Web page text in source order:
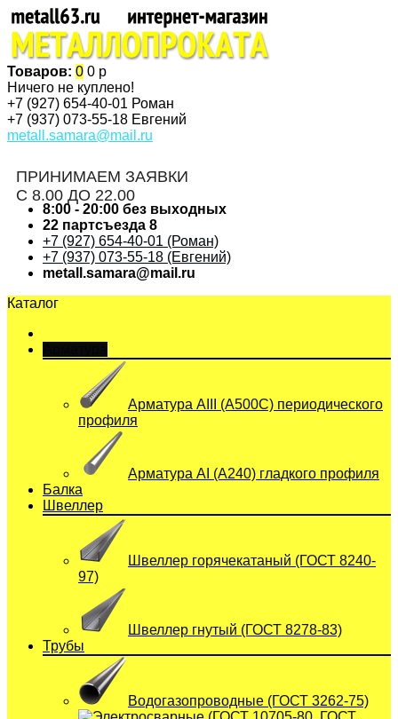
Товаров: 0 0 р
Ничего не куплено!
+7 (927) 654-40-01 Роман
+7 (937) 073-55-18 Евгений
metall.samara@mail.ru
ПРИНИМАЕМ ЗАЯВКИ
С 8.00 ДО 22.00
8:00 - 20:00 без выходных
22 партсъезда 8
+7 (927) 654-40-01 (Роман)
+7 (937) 073-55-18 (Евгений)
metall.samara@mail.ru
Каталог
Арматура АIII (А500С) периодического
профиля
Арматура АI (A240) гладкого профиля
Балка
Швеллер
Швеллер горячекатаный (ГОСТ 8240-
97)
Швеллер гнутый (ГОСТ 8278-83)
Трубы
Водогазопроводные (ГОСТ 3262-75)